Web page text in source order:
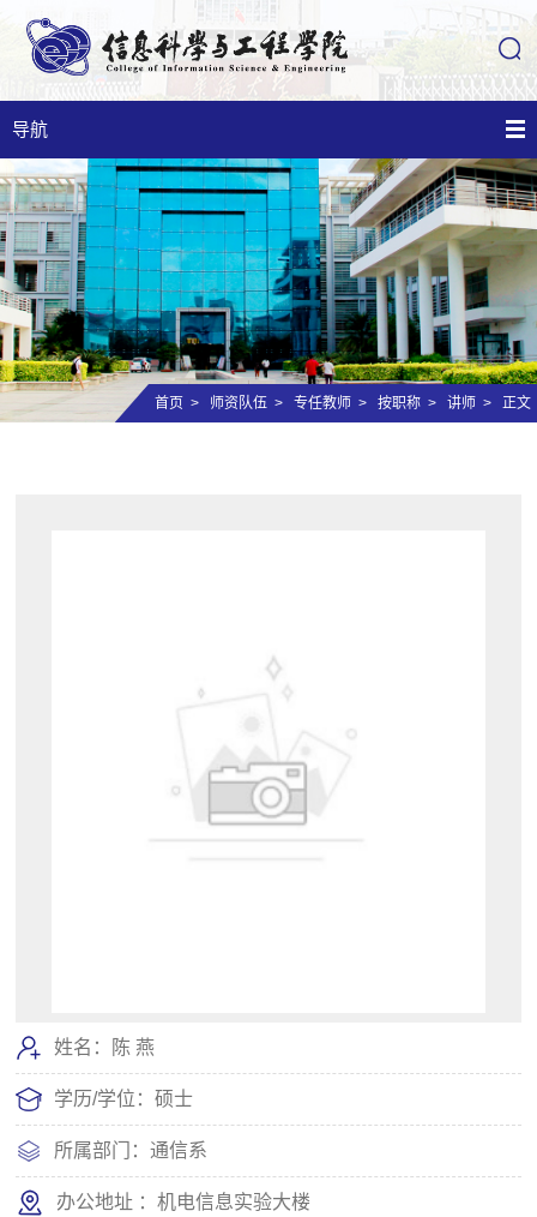
导航
首页 > 师资队伍 > 专任教师 > 按职称 > 讲师 > 正文
姓名：陈 燕
学历/学位：硕士
所属部门：通信系
办公地址 ：机电信息实验大楼